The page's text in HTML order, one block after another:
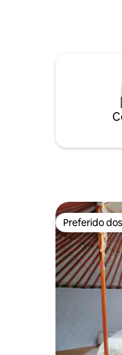
vista para
CARRO,
está a nossa
empresas.
apartamento.
Preferido
Preferido